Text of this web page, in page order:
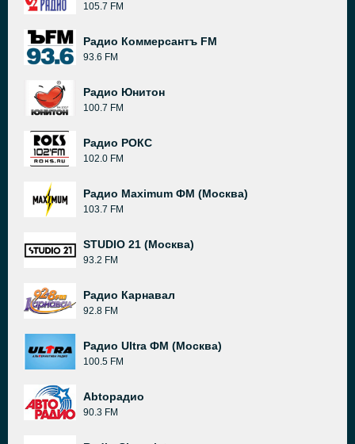
105.7 FM
Радио Коммерсантъ FM
93.6 FM
Радио Юнитон
100.7 FM
Радио РОКС
102.0 FM
Радио Maximum ФМ (Москва)
103.7 FM
STUDIO 21 (Москва)
93.2 FM
Радио Карнавал
92.8 FM
Радио Ultra ФМ (Москва)
100.5 FM
Abtoрадио
90.3 FM